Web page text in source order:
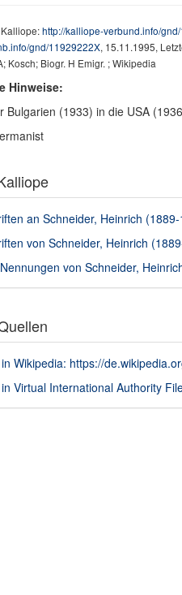
http://kalliope-verbund.info/
gnd/11929222X, 15.11.1995,
Kosch; Biogr. H Emigr. ; Wikipedia
Hinweise:
Bulgarien (1933) in die USA
an Schneider, Heinrich
von Schneider, Heinrich
von Schneider,
Wikipedia: https://
Virtual International Authority